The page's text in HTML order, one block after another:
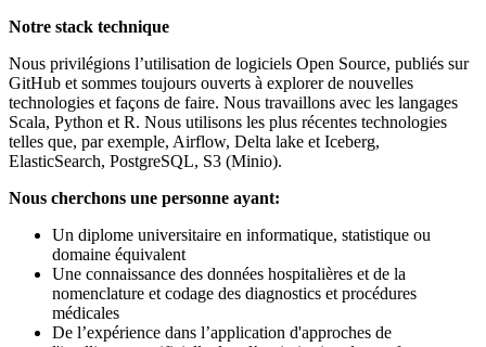
Notre stack technique
Nous privilégions l’utilisation de logiciels Open Source, publiés sur
GitHub et sommes toujours ouverts à explorer de nouvelles
technologies et façons de faire. Nous travaillons avec les langages
Scala, Python et R. Nous utilisons les plus récentes technologies
telles que, par exemple, Airflow, Delta lake et Iceberg,
ElasticSearch, PostgreSQL, S3 (Minio).
Nous cherchons une personne ayant:
Un diplome universitaire en informatique, statistique ou
domaine équivalent
Une connaissance des données hospitalières et de la
nomenclature et codage des diagnostics et procédures
médicales
De l’expérience dans l’application d'approches de